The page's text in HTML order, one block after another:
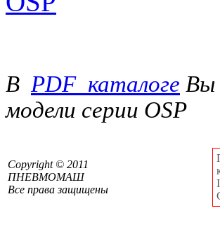
В PDF_каталоге Вы
модели серии OSP
Сopyright © 2011
ПНЕВМОМАШ
Все права защищены